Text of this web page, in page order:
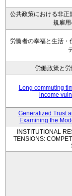
公共政策における非正
規雇
労働者の幸福と生活・
労働政策と
Long commuting
income
Generalized Trust
Examining the
INSTITUTIONAL
TENSIONS: